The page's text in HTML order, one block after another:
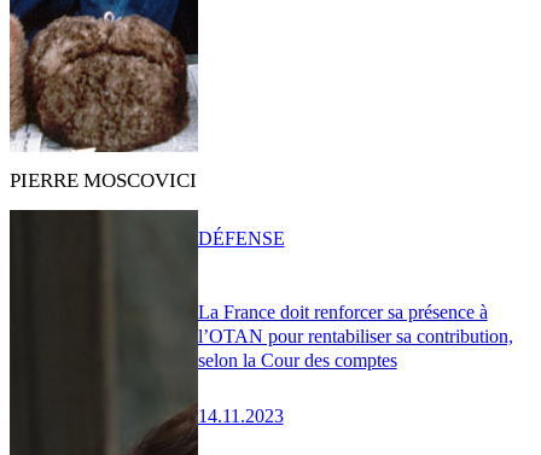
PIERRE MOSCOVICI
La France doit renforcer sa présence à
l’OTAN pour rentabiliser sa contribution,
selon la Cour des comptes
14.11.2023
DÉFENSE